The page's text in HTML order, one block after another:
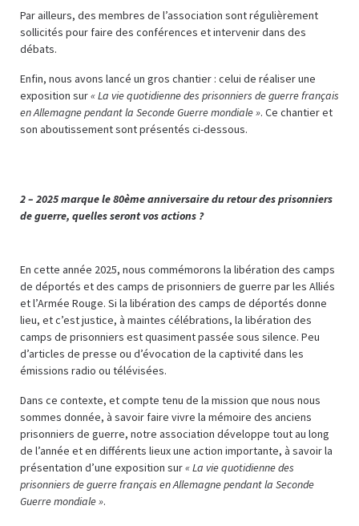
Par ailleurs, des membres de l’association sont régulièrement
sollicités pour faire des conférences et intervenir dans des
débats.
Enfin, nous avons lancé un gros chantier : celui de réaliser une
exposition sur« La vie quotidienne des prisonniers de guerre français
en Allemagne pendant la Seconde Guerre mondiale ». Ce chantier et
son aboutissement sont présentés ci-dessous.
2 – 2025 marque le 80ème anniversaire du retour des prisonniers
de guerre, quelles seront vos actions ?
En cette année 2025, nous commémorons la libération des camps
de déportés et des camps de prisonniers de guerre par les Alliés
et l’Armée Rouge. Si la libération des camps de déportés donne
lieu, et c’est justice, à maintes célébrations, la libération des
camps de prisonniers est quasiment passée sous silence. Peu
d’articles de presse ou d’évocation de la captivité dans les
émissions radio ou télévisées.
Dans ce contexte, et compte tenu de la mission que nous nous
sommes donnée, à savoir faire vivre la mémoire des anciens
prisonniers de guerre, notre association développe tout au long
de l’année et en différents lieux une action importante, à savoir la
présentation d’une exposition sur« La vie quotidienne des
prisonniers de guerre français en Allemagne pendant la Seconde
Guerre mondiale ».